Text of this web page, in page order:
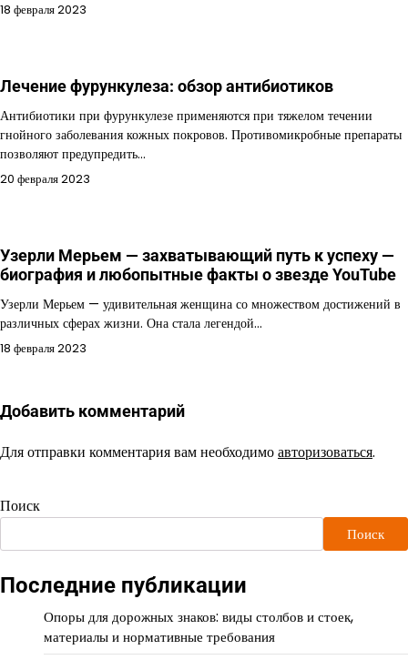
18 февраля 2023
Лечение фурункулеза: обзор антибиотиков
Антибиотики при фурункулезе применяются при тяжелом течении
гнойного заболевания кожных покровов. Противомикробные препараты
позволяют предупредить…
20 февраля 2023
Узерли Мерьем — захватывающий путь к успеху —
биография и любопытные факты о звезде YouTube
Узерли Мерьем — удивительная женщина со множеством достижений в
различных сферах жизни. Она стала легендой…
18 февраля 2023
Добавить комментарий
Для отправки комментария вам необходимоавторизоваться.
Поиск
Поиск
Последние публикации
Опоры для дорожных знаков: виды столбов и стоек,
материалы и нормативные требования